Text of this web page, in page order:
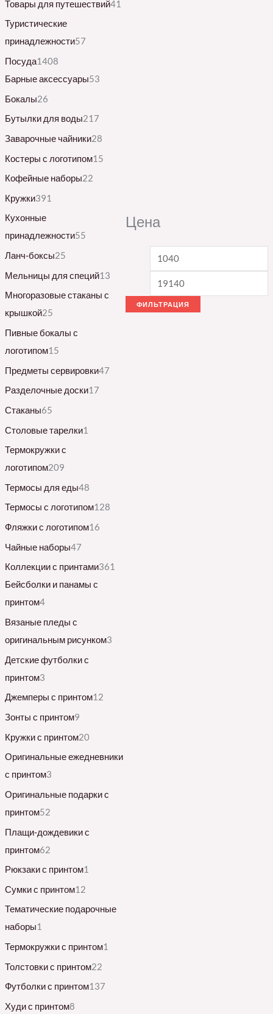
Товары для путешествий41
Туристические
принадлежности57
Посуда1408
Барные аксессуары53
Бокалы26
Бутылки для воды217
Заварочные чайники28
Костеры с логотипом15
Кофейные наборы22
Кружки391
Кухонные
принадлежности55
Ланч-боксы25
Мельницы для специй13
Многоразовые стаканы с
крышкой25
Пивные бокалы с
логотипом15
Предметы сервировки47
Разделочные доски17
Стаканы65
Столовые тарелки1
Термокружки с
логотипом209
Термосы для еды48
Термосы с логотипом128
Фляжки с логотипом16
Чайные наборы47
Коллекции с принтами361
Бейсболки и панамы с
принтом4
Вязаные пледы с
оригинальным рисунком3
Детские футболки с
принтом3
Джемперы с принтом12
Зонты с принтом9
Кружки с принтом20
Оригинальные ежедневники
с принтом3
Оригинальные подарки с
принтом52
Плащи-дождевики с
принтом62
Рюкзаки с принтом1
Сумки с принтом12
Тематические подарочные
наборы1
Термокружки с принтом1
Толстовки с принтом22
Футболки с принтом137
Худи с принтом8
Цена
ФИЛЬТРАЦИЯ